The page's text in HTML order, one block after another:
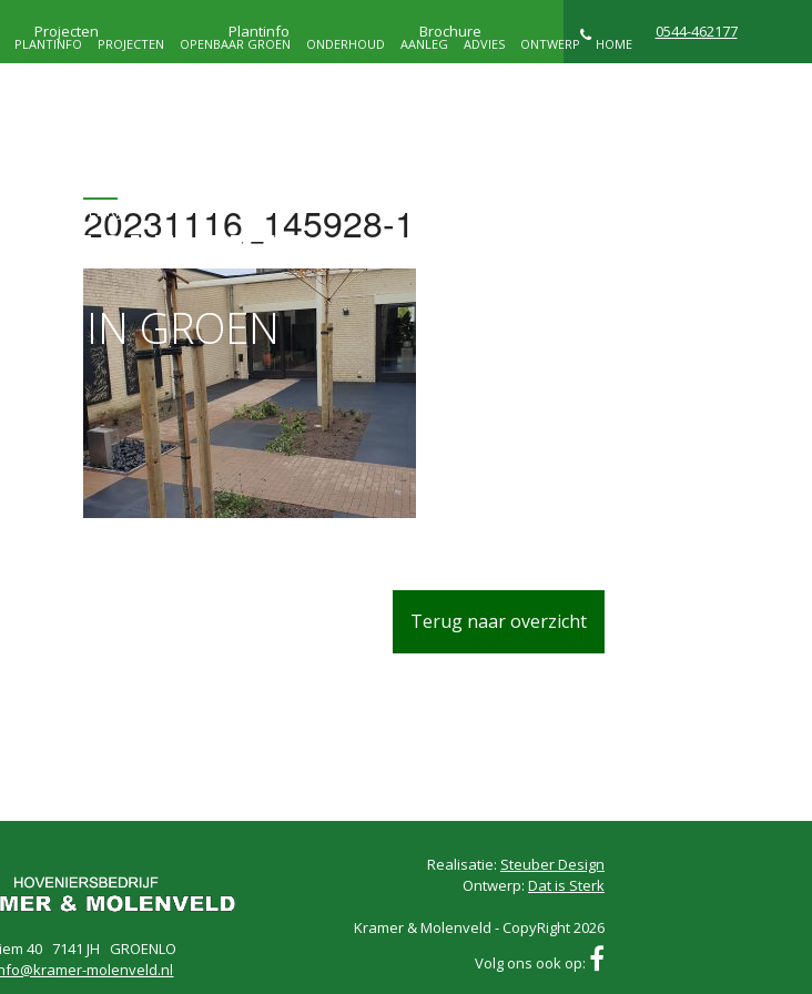
HOVENIERSBEDRIJF
& MOLENVELD
IN GROEN
HOME
ONTWERP
ADVIES
AANLEG
ONDERHOUD
OPENBAAR GROEN
PROJECTEN
PLANTINFO
Projecten Plantinfo Brochure 0544-462177
20231116_145928-1
Terug naar overzicht
40 7141 JH GROENLO
molenveld.nl
Realisatie: Steuber Design
Ontwerp: Dat is Sterk
Kramer & Molenveld - CopyRight 2026
Volg ons ook op: